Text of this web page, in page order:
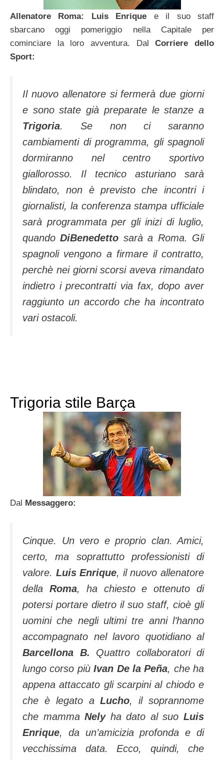
Allenatore Roma: Luis Enrique e il suo staff
sbarcano oggi pomeriggio nella Capita­le per
cominciare la loro avventu­ra. DalCorriere dello
Sport:
Il nuovo allenatore si fermerà due giorni
e sono state già prepara­te le stanze a
Trigoria. Se non ci sa­ranno
cambiamenti di programma, gli spagnoli
dormiranno nel centro sportivo
giallorosso. Il tecnico astu­riano sarà
blindato, non è previsto che incontri i
gior­nalisti, la conferenza stampa ufficiale
sa­rà programmata per gli inizi di luglio,
quandoDiBenedetto sarà a Roma. Gli
spagnoli vengono a firmare il contratto,
perchè nei giorni scorsi aveva rimandato
indietro i precontratti via fax, dopo aver
rag­giunto un accordo che ha incontra­to
vari ostacoli.
Trigoria stile Barça
Dal Messaggero:
Cinque. Un vero e proprio clan. Amici,
certo, ma soprattutto professionisti di
valore. Luis Enrique, il nuovo allenatore
della Roma, ha chiesto e ottenuto di
potersi portare dietro il suo staff, cioè gli
uomini che negli ultimi tre anni l’hanno
accompagnato nel lavoro quotidiano al
Barcellona B. Quattro collaboratori di
lungo corso piùIvan De la Peña, che ha
appena attaccato gli scarpini al chiodo e
che è legato aLucho, il soprannome
che mammaNely ha dato al suoLuis
Enrique, da un’amicizia profonda e di
vecchissima data. Ecco, quindi, che